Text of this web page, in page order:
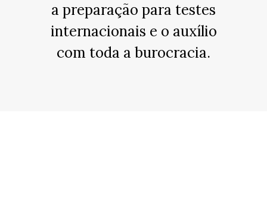
a preparação para testes
internacionais e o auxílio
com toda a burocracia.